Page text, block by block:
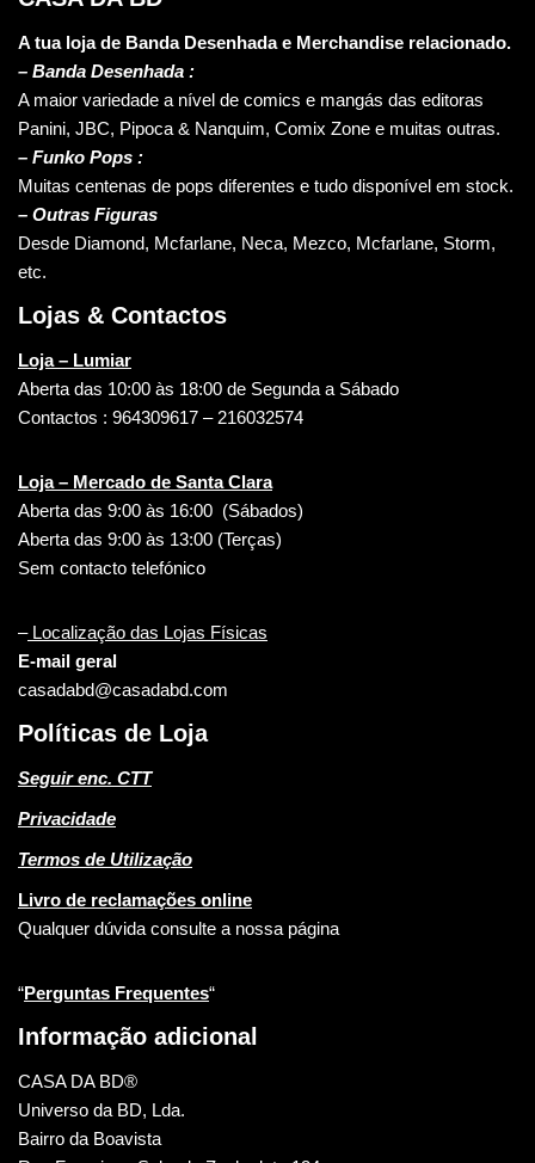
A tua loja de Banda Desenhada e Merchandise relacionado.
– Banda Desenhada :
A maior variedade a nível de comics e mangás das editoras
Panini, JBC, Pipoca & Nanquim, Comix Zone e muitas outras.
– Funko Pops :
Muitas centenas de pops diferentes e tudo disponível em stock.
– Outras Figuras
Desde Diamond, Mcfarlane, Neca, Mezco, Mcfarlane, Storm,
etc.
Lojas & Contactos
Loja – Lumiar
Aberta das 10:00 às 18:00 de Segunda a Sábado
Contactos : 964309617 – 216032574
Loja – Mercado de Santa Clara
Aberta das 9:00 às 16:00 (Sábados)
Aberta das 9:00 às 13:00 (Terças)
Sem contacto telefónico
–Localização das Lojas Físicas
E-mail geral
casadabd@casadabd.com
Políticas de Loja
Seguir enc. CTT
Privacidade
Termos de Utilização
Livro de reclamações online
Qualquer dúvida consulte a nossa página
“Perguntas Frequentes“
Informação adicional
CASA DA BD®
Universo da BD, Lda.
Bairro da Boavista